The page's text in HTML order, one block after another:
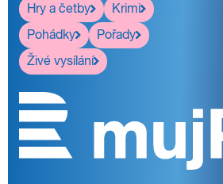
Hry a četby
Krimi
Pohádky
Pořady
Živé vysílání